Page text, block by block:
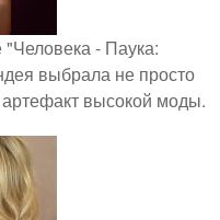
- Паука:
выбрала не просто
высокой моды.